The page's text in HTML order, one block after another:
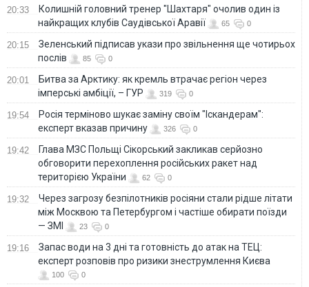
20:33
Колишній головний тренер "Шахтаря" очолив один із
найкращих клубів Саудівської Аравії
65 0
20:15
Зеленський підписав укази про звільнення ще чотирьох
послів
85 0
20:01
Битва за Арктику: як кремль втрачає регіон через
імперські амбіції, – ГУР
319 0
19:54
Росія терміново шукає заміну своїм "Іскандерам":
експерт вказав причину
326 0
19:42
Глава МЗС Польщі Сікорський закликав серйозно
обговорити перехоплення російських ракет над
територією України
62 0
19:32
Через загрозу безпілотників росіяни стали рідше літати
між Москвою та Петербургом і частіше обирати поїзди
— ЗМІ
23 0
19:16
Запас води на 3 дні та готовність до атак на ТЕЦ:
експерт розповів про ризики знеструмлення Києва
100 0